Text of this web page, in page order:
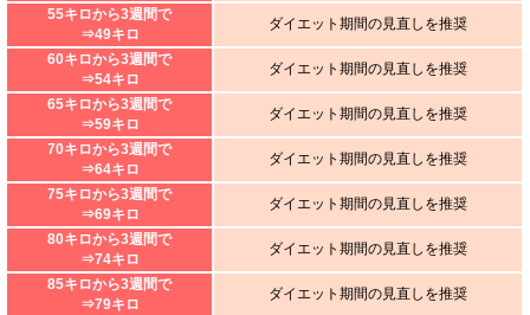
55キロから3週間で
⇒49キロ
ダイエット期間の見直しを推奨
60キロから3週間で
⇒54キロ
ダイエット期間の見直しを推奨
65キロから3週間で
⇒59キロ
ダイエット期間の見直しを推奨
70キロから3週間で
⇒64キロ
ダイエット期間の見直しを推奨
75キロから3週間で
⇒69キロ
ダイエット期間の見直しを推奨
80キロから3週間で
⇒74キロ
ダイエット期間の見直しを推奨
85キロから3週間で
⇒79キロ
ダイエット期間の見直しを推奨